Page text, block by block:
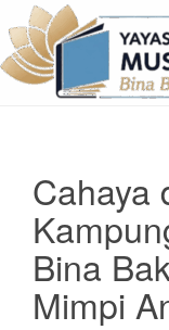
Cahaya
Bina
Mimpi